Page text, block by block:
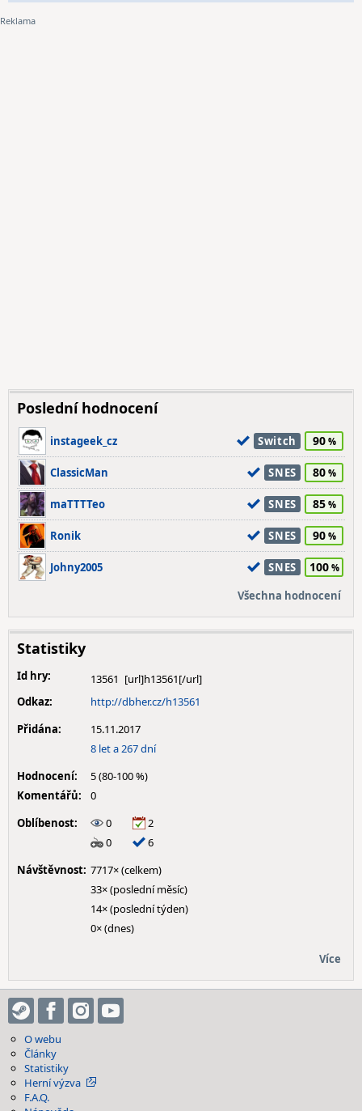
Poslední hodnocení
instageek_cz Switch 90
ClassicMan SNES 80
maTTTTeo SNES 85
Ronik SNES 90
Johny2005 SNES 100
Všechna hodnocení
Statistiky
Id hry:
13561
Odkaz:
http://dbher.cz/h13561
Přidána:
15.11.2017
8 let a 267 dní
Hodnocení:
5 (80-100 %)
Komentářů:
0
Oblíbenost:
0
2
0
6
Návštěvnost: 7717× (celkem)
33× (poslední měsíc)
14× (poslední týden)
0× (dnes)
Více
O webu
Články
Statistiky
Herní výzva
F.A.Q.